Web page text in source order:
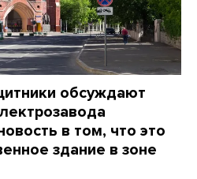
обсуждают
в том, что это
здание в зоне